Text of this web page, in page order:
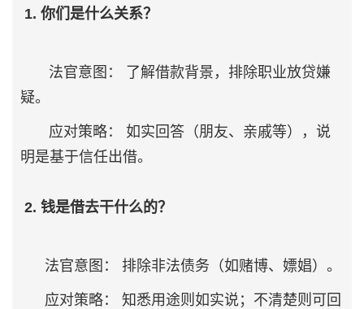
1. 你们是什么关系？
法官意图： 了解借款背景，排除职业放贷嫌
疑。
应对策略： 如实回答（朋友、亲戚等），说
明是基于信任出借。
2. 钱是借去干什么的？
法官意图： 排除非法债务（如赌博、嫖娼）。
应对策略： 知悉用途则如实说；不清楚则可回